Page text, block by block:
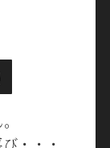
・・・